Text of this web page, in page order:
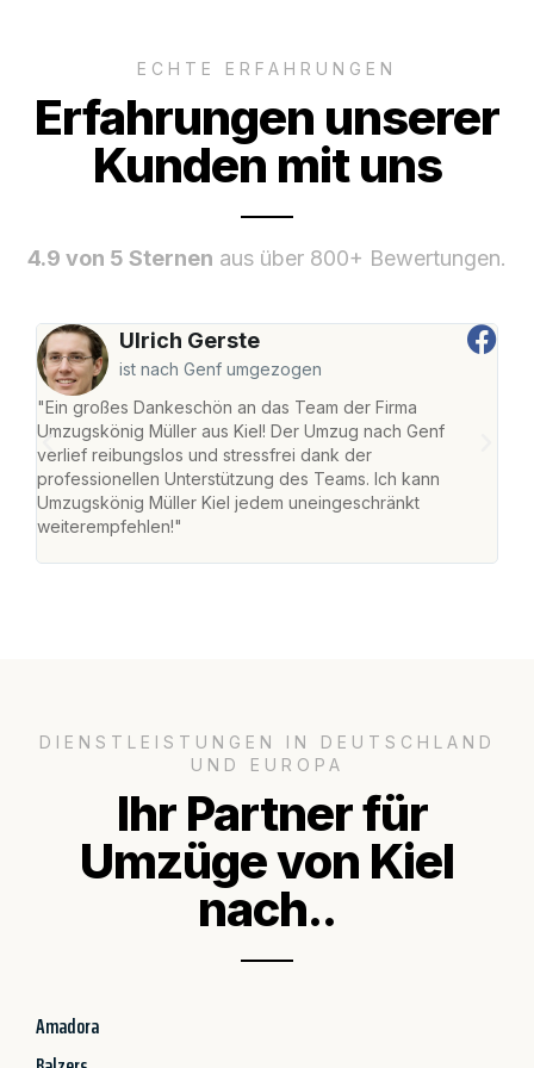
ECHTE ERFAHRUNGEN
Erfahrungen unserer
Kunden mit uns
4.9 von 5 Sternen aus über 800+ Bewertungen.
Ulrich Gerste
ist nach Genf umgezogen
"Ein großes Dankeschön an das Team der Firma
Umzugskönig Müller aus Kiel! Der Umzug nach Genf
verlief reibungslos und stressfrei dank der
professionellen Unterstützung des Teams. Ich kann
Umzugskönig Müller Kiel jedem uneingeschränkt
weiterempfehlen!"
DIENSTLEISTUNGEN IN DEUTSCHLAND
UND EUROPA
Ihr Partner für
Umzüge von Kiel
nach..
Amadora